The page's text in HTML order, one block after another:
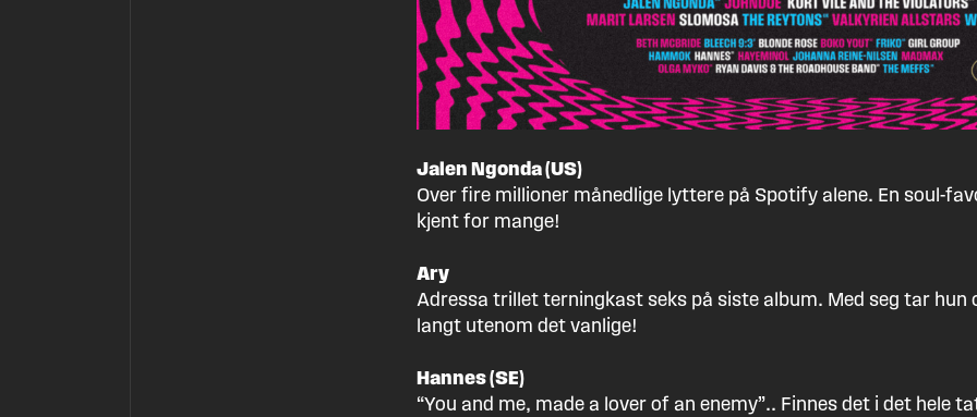
Jalen Ngonda (US)
Over fire millioner månedlige lyttere på Spotify alene. En soul-
kjent for mange!
Ary
Adressa trillet terningkast seks på siste album. Med seg tar hun
langt utenom det vanlige!
Hannes (SE)
“You and me, made a lover of an enemy”.. Finnes det i det hele